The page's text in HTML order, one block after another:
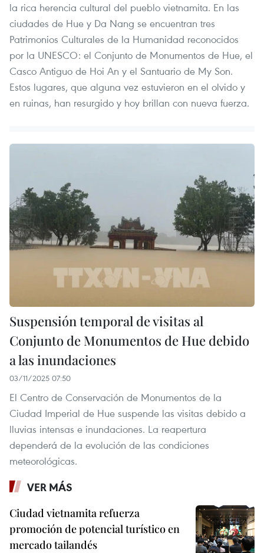
la rica herencia cultural del pueblo vietnamita. En las
ciudades de Hue y Da Nang se encuentran tres
Patrimonios Culturales de la Humanidad reconocidos
por la UNESCO: el Conjunto de Monumentos de Hue, el
Casco Antiguo de Hoi An y el Santuario de My Son.
Estos lugares, que alguna vez estuvieron en el olvido y
en ruinas, han resurgido y hoy brillan con nueva fuerza.
Suspensión temporal de visitas al
Conjunto de Monumentos de Hue debido
a las inundaciones
03/11/2025 07:50
El Centro de Conservación de Monumentos de la
Ciudad Imperial de Hue suspende las visitas debido a
lluvias intensas e inundaciones. La reapertura
dependerá de la evolución de las condiciones
meteorológicas.
VER MÁS
Ciudad vietnamita refuerza
promoción de potencial turístico en
mercado tailandés